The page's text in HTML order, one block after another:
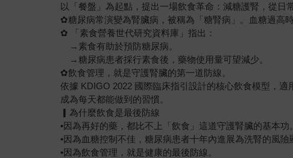
以「餐盤」為起點，提出一場飲食革命：減糖護腎，從日
✿糖尿病常演變為腎臟病，被稱為「糖腎病」。血糖過高
✿ 「素食營養世代研究資料庫」指出：
→素食有助於預防糖尿病。
→糖尿病患者採行素食後，藥物使用量可望減少。
✿飲食管理，就是守護腎臟的第一道防線。
依據 KDIGO 2022 國際臨床指引設計的核心飲食模型，
成為每天都能做到的習慣。
▎為什麼飲食是最後防線
•因為再好的藥，都比不上「飲食」這道守護腎臟的基本功。
•因為血糖控制不佳，糖尿病患者十年內進展為洗腎的風險
•因為飲食管理，就是健康的最後防線。